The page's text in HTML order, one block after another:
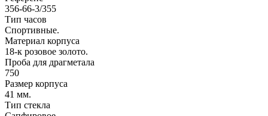
356-66-3/355
Тип часов
Спортивные.
Материал корпуса
18-к розовое золото.
Проба для драгметала
750
Размер корпуса
41 мм.
Тип стекла